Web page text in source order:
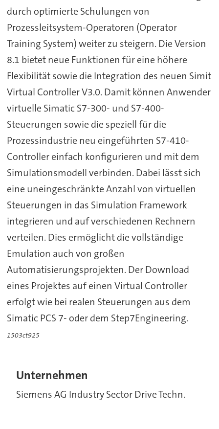
durch optimierte Schulungen von
Prozessleitsystem-Operatoren (Operator
Training System) weiter zu steigern. Die Version
8.1 bietet neue Funktionen für eine höhere
Flexibilität sowie die Integration des neuen Simit
Virtual Controller V3.0. Damit können Anwender
virtuelle Simatic S7-300- und S7-400-
Steuerungen sowie die speziell für die
Prozessindustrie neu eingeführten S7-410-
Controller einfach konfigurieren und mit dem
Simulationsmodell verbinden. Dabei lässt sich
eine uneingeschränkte Anzahl von virtuellen
Steuerungen in das Simulation Framework
integrieren und auf verschiedenen Rechnern
verteilen. Dies ermöglicht die vollständige
Emulation auch von großen
Automatisierungsprojekten. Der Download
eines Projektes auf einen Virtual Controller
erfolgt wie bei realen Steuerungen aus dem
Simatic PCS 7- oder dem Step7Engineering.
1503ct925
Unternehmen
Siemens AG Industry Sector Drive Techn.